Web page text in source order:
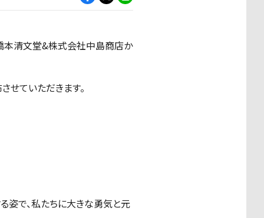
本清文堂&株式会社中島商店か
ていただきます。
で、私たちに大きな勇気と元